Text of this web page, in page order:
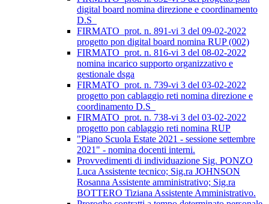
digital board nomina direzione e coordinamento
D.S_
FIRMATO_prot. n. 891-vi 3 del 09-02-2022
progetto pon digital board nomina RUP (002)
FIRMATO_prot. n. 816-vi 3 del 08-02-2022
nomina incarico supporto organizzativo e
gestionale dsga
FIRMATO_prot. n. 739-vi 3 del 03-02-2022
progetto pon cablaggio reti nomina direzione e
coordinamento D.S_
FIRMATO_prot. n. 738-vi 3 del 03-02-2022
progetto pon cablaggio reti nomina RUP
"Piano Scuola Estate 2021 - sessione settembre
2021" - nomina docenti interni.
Provvedimenti di individuazione Sig. PONZO
Luca Assistente tecnico; Sig.ra JOHNSON
Rosanna Assistente amministrativo; Sig.ra
BOTTERO Tiziana Assistente Amministrativo.